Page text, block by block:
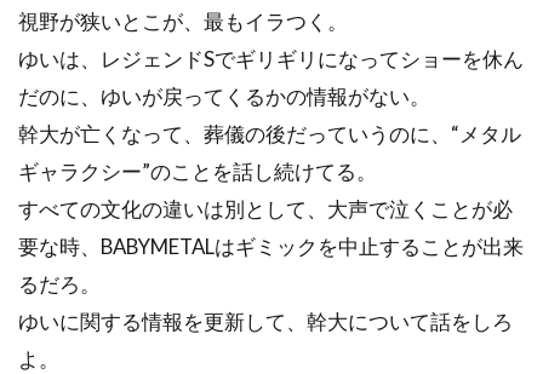
視野が狭いとこが、最もイラつく。
ゆいは、レジェンドSでギリギリになってショーを休ん
だのに、ゆいが戻ってくるかの情報がない。
幹大が亡くなって、葬儀の後だっていうのに、“メタル
ギャラクシー”のことを話し続けてる。
すべての文化の違いは別として、大声で泣くことが必
要な時、BABYMETALはギミックを中止することが出来
るだろ。
ゆいに関する情報を更新して、幹大について話をしろ
よ。